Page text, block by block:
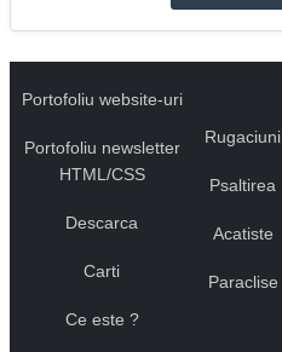
Portofoliu website-uri
Portofoliu newsletter
HTML/CSS
Descarca
Carti
Ce este ?
Rugaciuni
Psaltirea
Acatiste
Paraclise